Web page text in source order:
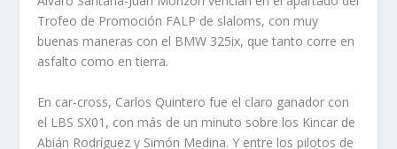
Trofeo de Promoción FALP de slaloms, con muy
buenas maneras con el BMW 325ix, que tanto corre en
asfalto como en tierra.
En car-cross, Carlos Quintero fue el claro ganador con
el LBS SX01, con más de un minuto sobre los Kincar de
Abián Rodríguez y Simón Medina. Y entre los pilotos de